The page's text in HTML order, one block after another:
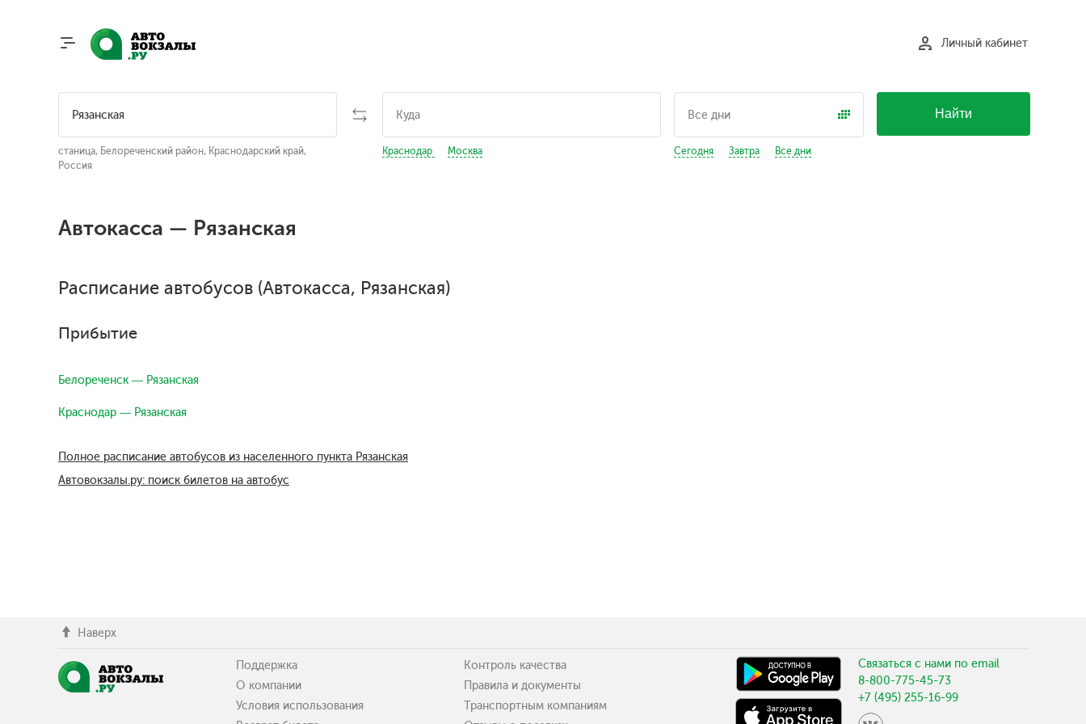
Личный кабинет
станица, Белореченский район, Краснодарский край,
Россия
Краснодар Москва Сегодня Завтра Все дни
Найти
Автокасса — Рязанская
Расписание автобусов (Автокасса, Рязанская)
Прибытие
Белореченск — Рязанская
Краснодар — Рязанская
Полное расписание автобусов из населенного пункта Рязанская
Автовокзалы.ру: поиск билетов на автобус
Наверх
Поддержка
О компании
Условия использования
Контроль качества
Правила и документы
Транспортным компаниям
Связаться с нами по email
8-800-775-45-73
+7 (495) 255-16-99